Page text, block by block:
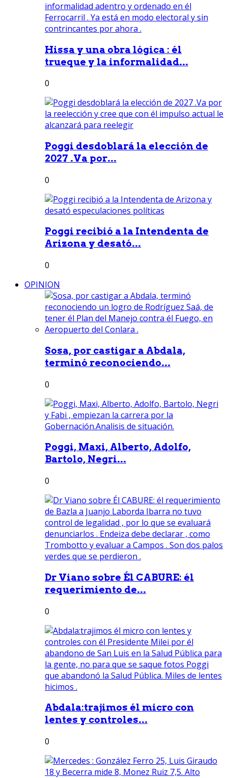
Hissa y una obra lógica : él
trueque y la informalidad...
0
Poggi desdoblará la elección de
2027 .Va por...
0
Poggi recibió a la Intendenta de
Arizona y desató...
0
OPINION
Sosa, por castigar a Abdala,
terminó reconociendo...
0
Poggi, Maxi, Alberto, Adolfo,
Bartolo, Negri...
0
Dr Viano sobre Él CABURE: él
requerimiento de...
0
Abdala:trajimos él micro con
lentes y controles...
0